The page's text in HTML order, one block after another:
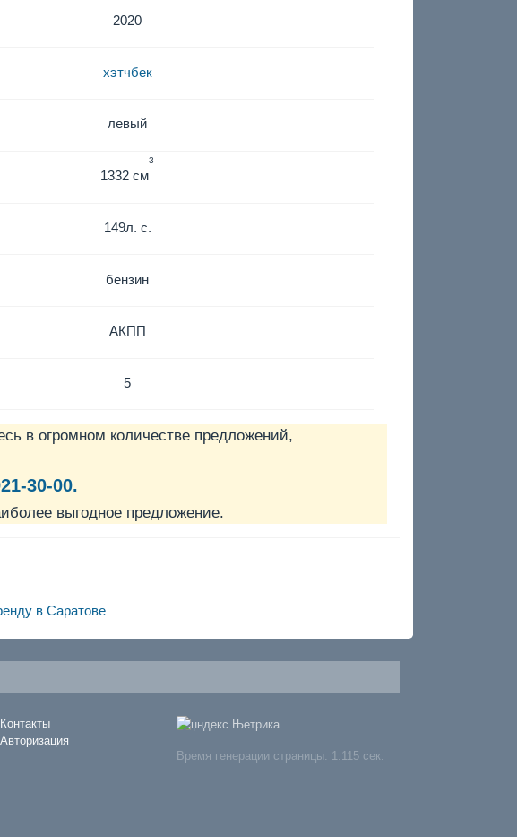
2020
хэтчбек
левый
1332 см
3
149л. с.
бензин
АКПП
5
в огромном количестве предложений,
30-00.
выгодное предложение.
в Саратове
Контакты
Авторизация
Время генерации страницы: 1.115 сек.